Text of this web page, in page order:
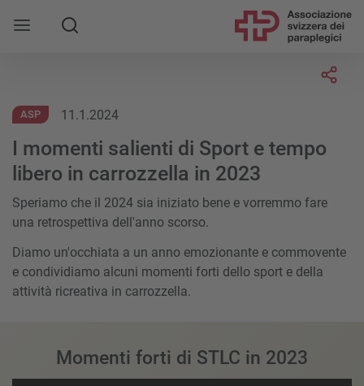
ASP 11.1.2024
I momenti salienti di Sport e tempo
libero in carrozzella in 2023
Speriamo che il 2024 sia iniziato bene e vorremmo fare
una retrospettiva dell'anno scorso.
Diamo un'occhiata a un anno emozionante e commovente
e condividiamo alcuni momenti forti dello sport e della
attività ricreativa in carrozzella.
Momenti forti di STLC in 2023